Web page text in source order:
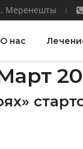
Меренешты
О нас